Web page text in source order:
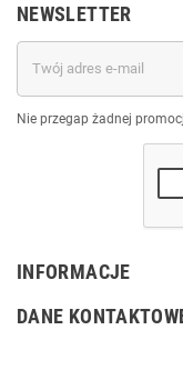
NEWSLETTER
Nie przegap żadnej
INFORMACJE
DANE